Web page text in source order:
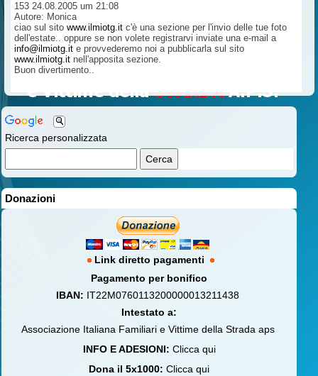
Ricerca personalizzata
Donazioni
Link diretto pagamenti
Pagamento per bonifico
IBAN: IT22M0760113200000013211438
Intestato a:
Associazione Italiana Familiari e Vittime della Strada aps
INFO E ADESIONI: Clicca qui
Dona il 5x1000: Clicca qui
153 24.08.2005 um 21:08
Autore: Monica
ciao sul sito www.ilmiotg.itc'è una sezione per l'invio delle tue foto
dell'estate.. oppure se non volete registrarvi inviate una e-mail a
info@ilmiotg.ite provvederemo noi a pubblicarla sul sito
www.ilmiotg.itnell'apposita sezione.
Buon divertimento..